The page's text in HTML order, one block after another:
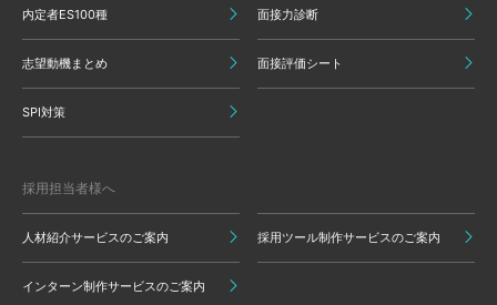
内定者ES100種 面接力診断
志望動機まとめ 面接評価シート
SPI対策
採用担当者様へ
人材紹介サービスのご案内 採用ツール制作サービスのご案内
インターン制作サービスのご案内